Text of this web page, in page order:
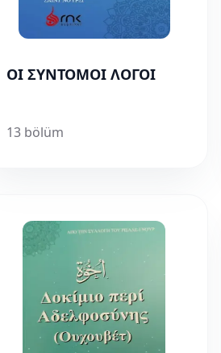
ΟΙ ΣΥΝΤΟΜΟΙ ΛΟΓΟΙ
13 bölüm